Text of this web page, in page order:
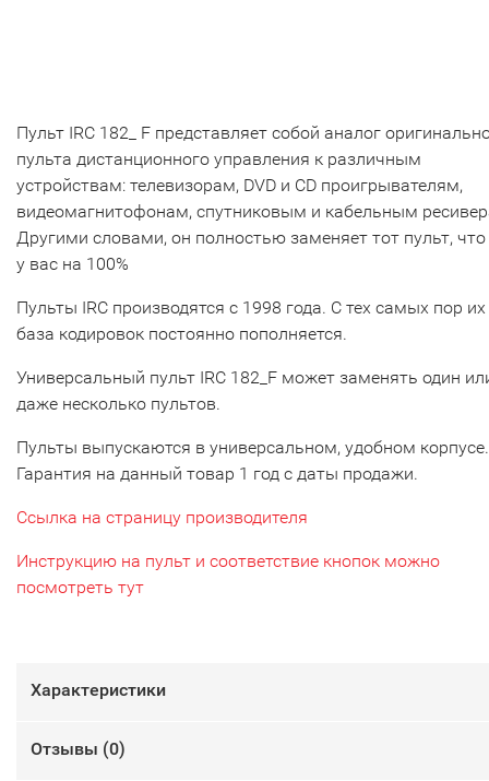
Пульт IRC 182_ F представляет собой аналог
пульта дистанционного управления к различным
устройствам: телевизорам, DVD и CD проигрывателям,
видеомагнитофонам, спутниковым и кабельным
Другими словами, он полностью заменяет тот пульт,
у вас на 100%
Пульты IRC производятся с 1998 года. С тех самых пор их
база кодировок постоянно пополняется.
Универсальный пульт IRC 182_F может заменять один
даже несколько пультов.
Пульты выпускаются в универсальном, удобном корпусе.
Гарантия на данный товар 1 год с даты продажи.
Ссылка на страницу производителя
Инструкцию на пульт и соответствие кнопок можно
посмотреть тут
Характеристики
Отзывы (0)